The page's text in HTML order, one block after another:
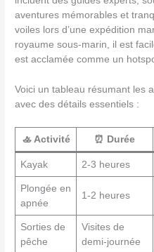
aventures mémorables et
voiles lors d’une expédition
royaume sous-marin, il est
est acclamée comme un
Voici un tableau résumant les
avec des détails essentiels :
🚣 Activité ⏰ Durée
Kayak 2-3 heures
Plongée en
apnée
1-2 heures
Sorties de
pêche
Visites de
demi-journée